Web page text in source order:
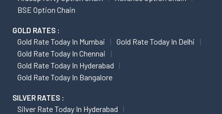
BSE Option Chain
GOLD RATES :
Gold Rate Today In Mumbai
Gold Rate Today In Delhi
Gold Rate Today In Chennai
Gold Rate Today In Hyderabad
Gold Rate Today In Bangalore
SILVER RATES :
Silver Rate Today In Hyderabad